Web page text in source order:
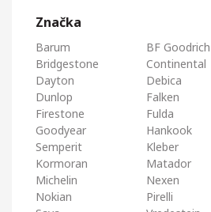
Značka
Barum
BF Goodrich
Bridgestone
Continental
Dayton
Debica
Dunlop
Falken
Firestone
Fulda
Goodyear
Hankook
Semperit
Kleber
Kormoran
Matador
Michelin
Nexen
Nokian
Pirelli